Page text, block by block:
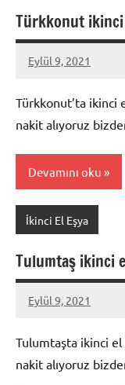
Türkkonut ikinci
Eylül 9, 2021
Mustafa
Türkkonut’ta ikinci
nakit alıyoruz
Devamını oku
İkinci El Eşya
Tulumtaş ikinci
Eylül 9, 2021
Mustafa
Tulumtaşta ikinci el
nakit alıyoruz